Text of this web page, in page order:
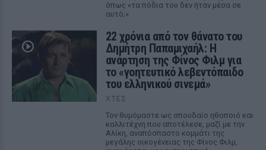
όπως «τα πόδια του δεν ήταν μέσα σε
αυτό;»
22 χρόνια από τον θάνατο του
Δημήτρη Παπαμιχαήλ: Η
ανάρτηση της Φίνος Φιλμ για
το «γοητευτικό λεβεντόπαιδο
του ελληνικού σινεμά»
ΧΤΕΣ
Τον θυμόμαστε ως σπουδαίο ηθοποιό και
καλλιτέχνη που αποτέλεσε, μαζί με την
Αλίκη, αναπόσπαστο κομμάτι της
μεγάλης οικογένειας της Φίνος Φιλμ,